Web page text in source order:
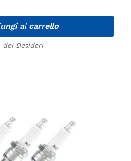
al carrello
dei Desideri